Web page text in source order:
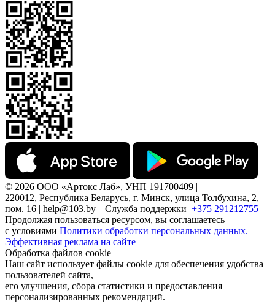
© 2026 ООО «Артокс Лаб», УНП 191700409 |
220012, Республика Беларусь, г. Минск, улица Толбухина, 2,
пом. 16 | help@103.by | Служба поддержки +375 291212755
Продолжая пользоваться ресурсом, вы соглашаетесь
с условиями Политики обработки персональных данных.
Эффективная реклама на сайте
Обработка файлов cookie
Наш сайт использует файлы cookie для обеспечения удобства
пользователей сайта,
его улучшения, сбора статистики и предоставления
персонализированных рекомендаций.